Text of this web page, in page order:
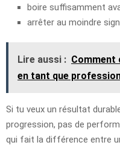
boire suffisamment
arrêter au moindre
Lire aussi : Comment
en tant que
Si tu veux un résultat
progression, pas de
qui fait la différence entre